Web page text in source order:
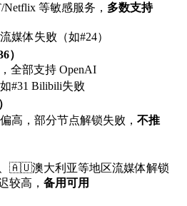
Netflix 等敏感服务， 多数支持
媒体失败（如#24）
）
全部支持 OpenAI
#31 Bilibili失败
高，部分节点解锁失败， 不推
🇦🇺澳大利亚等地区流媒体解锁
较高， 备用可用